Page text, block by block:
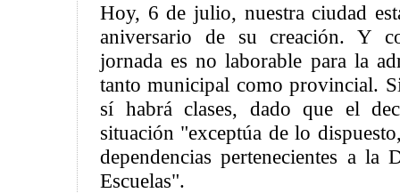
Hoy, 6 de julio, nuestra ciudad
aniversario de su creación. Y
jornada es no laborable para la
tanto municipal como provincial.
sí habrá clases, dado que el
situación "exceptúa de lo
dependencias pertenecientes a la
Escuelas".